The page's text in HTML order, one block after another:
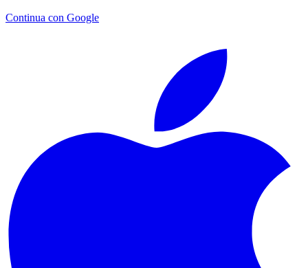
Continua con Google